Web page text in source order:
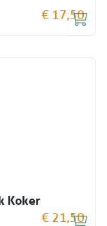
€ 17,50
Koker
€ 21,50